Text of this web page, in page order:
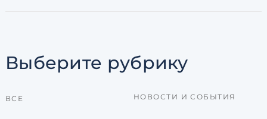
Выберите рубрику
ВСЕ НОВОСТИ И СОБЫТИЯ